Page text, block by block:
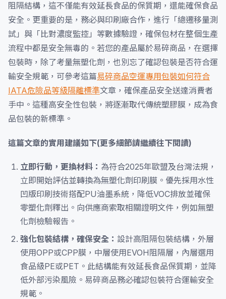
阻隔結構，這不僅能有效延長食品的保質期，還能確保食品
安全。更重要的是，務必與印刷廠合作，進行「總遷移量測
試」與「比對濃度監控」等數據驗證，確保包材在整個生產
流程中都是安全無毒的。若您的產品屬於易碎商品，在選擇
包裝時，除了考量無塑化劑，也別忘了確認包裝是否符合運
輸安全規範，可參考這篇易碎商品空運專用包裝如何符合
IATA危險品等級隔離標準文章，確保產品安全送達消費者
手中。這種高安全性包裝，將逐漸取代傳統塑膠膜，成為食
品包裝的新標準。
這篇文章的實用建議如下(更多細節請繼續往下閱讀)
立即行動，更換材料： 為符合2025年歐盟及台灣法規，
立即開始評估並轉換為無塑化劑印刷膜。優先採用水性
凹版印刷技術搭配PU油墨系統，降低VOC排放並確保
零塑化劑釋出。向供應商索取相關證明文件，例如無塑
化劑檢驗報告。
強化包裝結構，確保安全： 設計高阻隔包裝結構，外層
使用OPP或CPP膜，中層使用EVOH阻隔層，內層選用
食品級PE或PET。此結構能有效延長食品保質期，並降
低外部污染風險。易碎商品務必確認包裝符合運輸安全
規範。